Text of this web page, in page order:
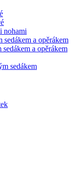
nohami
a opěrákem
a opěrákem
sedákem